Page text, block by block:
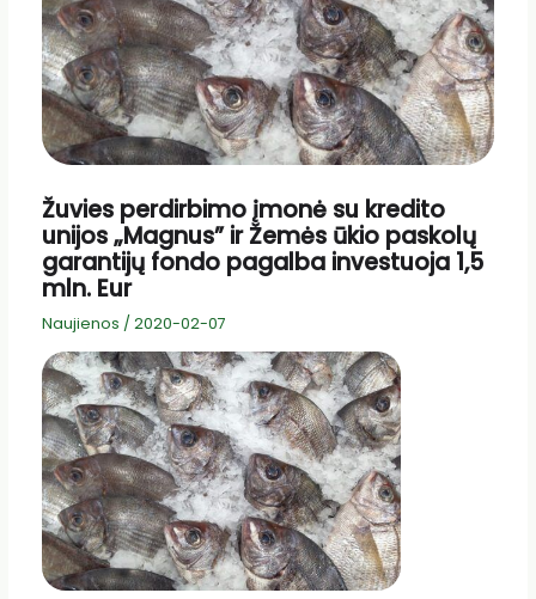
Žuvies perdirbimo įmonė su kredito
unijos „Magnus” ir Žemės ūkio paskolų
garantijų fondo pagalba investuoja 1,5
mln. Eur
Naujienos / 2020-02-07